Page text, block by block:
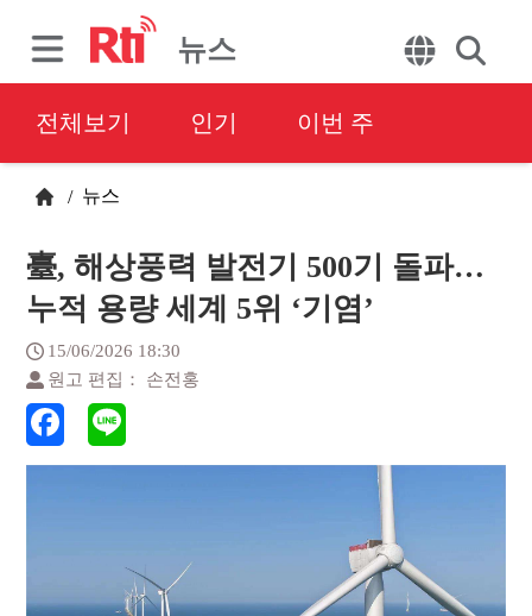
뉴스
전체보기 인기 이번 주
/ 뉴스
臺, 해상풍력 발전기 500기 돌파…
누적 용량 세계 5위 ‘기염’
15/06/2026 18:30
원고 편집： 손전홍